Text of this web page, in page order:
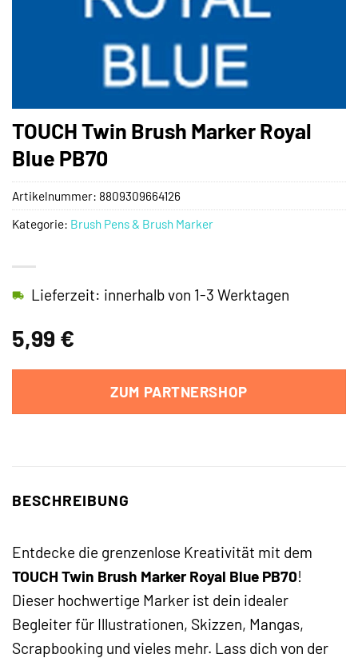
TOUCH Twin Brush Marker Royal
Blue PB70
5,99 €
Lieferzeit: innerhalb von 1-3 Werktagen
ZUM PARTNERSHOP
Artikelnummer: 8809309664126
Kategorie: Brush Pens & Brush Marker
BESCHREIBUNG
Entdecke die grenzenlose Kreativität mit dem
TOUCH Twin Brush Marker Royal Blue PB70!
Dieser hochwertige Marker ist dein idealer
Begleiter für Illustrationen, Skizzen, Mangas,
Scrapbooking und vieles mehr. Lass dich von der